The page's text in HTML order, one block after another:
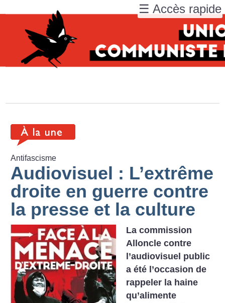
Antifascisme
Audiovisuel : L’extrême
droite en guerre contre
la presse et la culture
La commission
Alloncle contre
l’audiovisuel public
a été l’occasion de
rappeler la haine
qu’alimente
☰ Accès rapide